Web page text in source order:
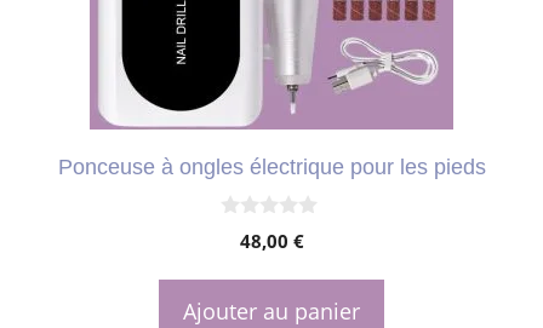
Ponceuse à ongles électrique pour les pieds
s
5
48,00 €
Ajouter au panier